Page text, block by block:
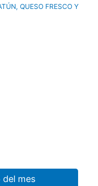
QUESO FRESCO Y
mes